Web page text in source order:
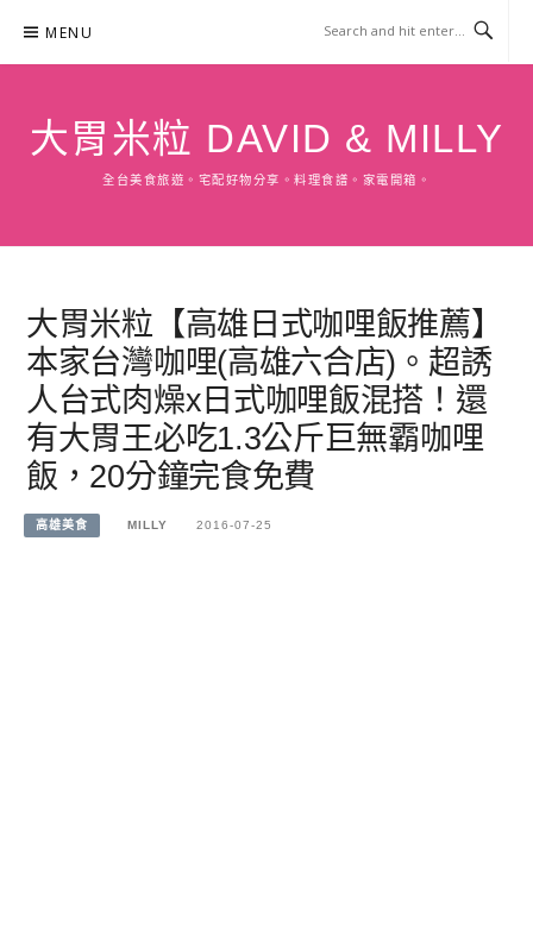
content
MENU
大胃米粒 DAVID & MILLY
全台美食旅遊。宅配好物分享。料理食譜。家電開箱。
大胃米粒【高雄日式咖哩飯推薦】
本家台灣咖哩(高雄六合店)。超誘
人台式肉燥x日式咖哩飯混搭！還
有大胃王必吃1.3公斤巨無霸咖哩
飯，20分鐘完食免費
高雄美食 MILLY 2016-07-25